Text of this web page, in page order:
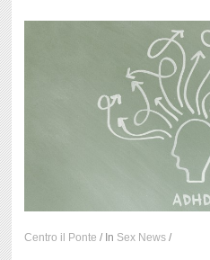
Centro il Ponte / In Sex News /